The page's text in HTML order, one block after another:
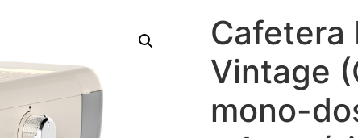
Cafetera
Vintage
mono-